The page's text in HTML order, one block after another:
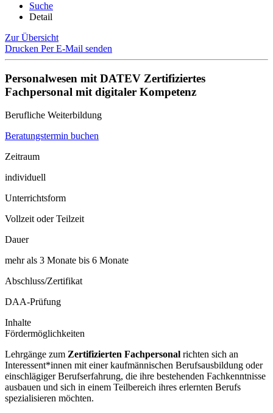
Suche
Detail
Zur Übersicht
Drucken Per E-Mail senden
Personalwesen mit DATEV Zertifiziertes
Fachpersonal mit digitaler Kompetenz
Berufliche Weiterbildung
Beratungstermin buchen
Zeitraum
individuell
Unterrichtsform
Vollzeit oder Teilzeit
Dauer
mehr als 3 Monate bis 6 Monate
Abschluss/Zertifikat
DAA-Prüfung
Inhalte
Fördermöglichkeiten
Lehrgänge zum Zertifizierten Fachpersonal richten sich an
Interessent*innen mit einer kaufmännischen Berufsausbildung oder
einschlägiger Berufserfahrung, die ihre bestehenden Fachkenntnisse
ausbauen und sich in einem Teilbereich ihres erlernten Berufs
spezialisieren möchten.